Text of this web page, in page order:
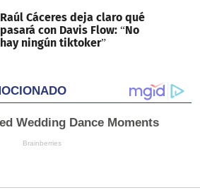
Raúl Cáceres deja claro qué
pasará con Davis Flow: “No
hay ningún tiktoker”